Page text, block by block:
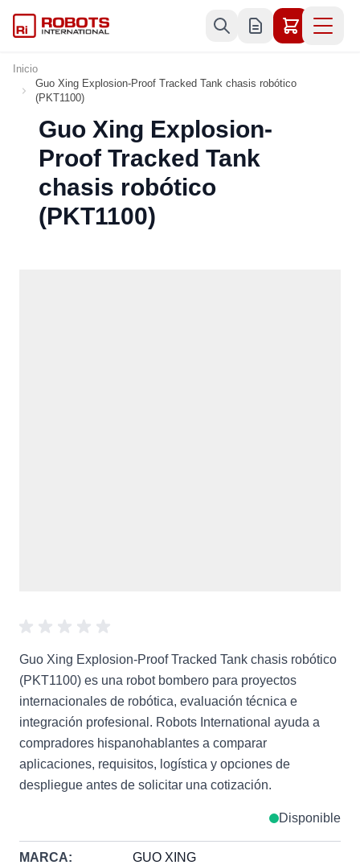
Inicio
Guo Xing Explosion-Proof Tracked Tank chasis robótico
(PKT1100)
Guo Xing Explosion-
Proof Tracked Tank
chasis robótico
(PKT1100)
Guo Xing Explosion-Proof Tracked Tank chasis robótico
(PKT1100) es una robot bombero para proyectos
internacionales de robótica, evaluación técnica e
integración profesional. Robots International ayuda a
compradores hispanohablantes a comparar
aplicaciones, requisitos, logística y opciones de
despliegue antes de solicitar una cotización.
Disponible
MARCA: GUO XING